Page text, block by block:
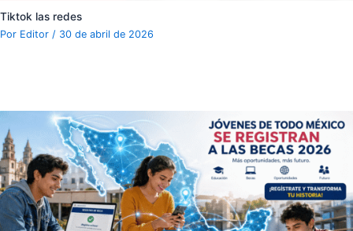
Tiktok las redes
Por Editor / 30 de abril de 2026